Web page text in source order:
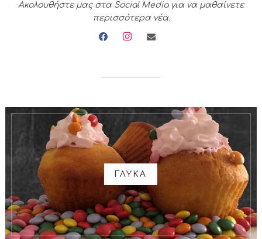
Ακολουθήστε μας στα Social Media για να μαθαίνετε
περισσότερα νέα.
facebookinstagramenvelope
ΓΛΥΚΑ